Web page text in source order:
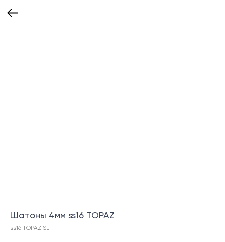
Шатоны 4мм ss16 TOPAZ
ss16 TOPAZ SL